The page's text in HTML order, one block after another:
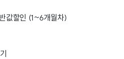
값할인 (1~6개월차)